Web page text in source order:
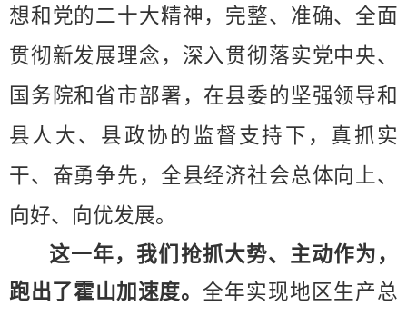
想和党的二十大精神，完整、准确、全面
贯彻新发展理念，深入贯彻落实党中央、
国务院和省市部署，在县委的坚强领导和
县人大、县政协的监督支持下，真抓实
干、奋勇争先，全县经济社会总体向上、
向好、向优发展。
这一年，我们抢抓大势、主动作为，
跑出了霍山加速度。 全年实现地区生产总